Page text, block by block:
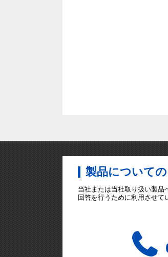
製品について
当社または当社取り扱い製品
回答を行うために利用させて